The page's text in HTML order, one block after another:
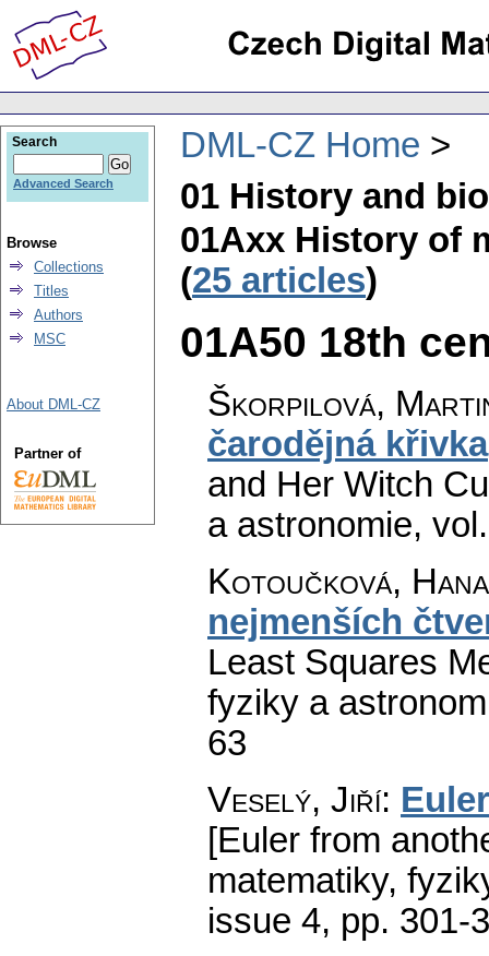
DML-CZ Home
01 History and
01Axx History of
(25 articles)
01A50 18th
Škorpilová,
čarodějná křivka
and Her Witch
a astronomie,
Kotoučková, Hana
nejmenších
Least Squares
fyziky a
63
Veselý, Jiří:
[Euler from
matematiky,
issue 4, pp. 301-
Search
Advanced Search
Browse
Collections
Titles
Authors
MSC
About DML-CZ
Partner of